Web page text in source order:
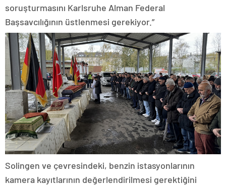
soruşturmasını Karlsruhe Alman Federal
Başsavcılığının üstlenmesi gerekiyor.”
Solingen ve çevresindeki, benzin istasyonlarının
kamera kayıtlarının değerlendirilmesi gerektiğini